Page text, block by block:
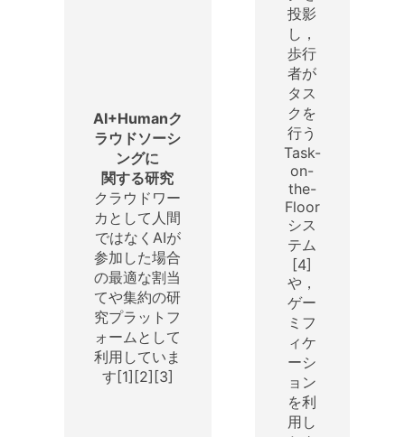
AI+Humanク
ラウドソーシ
ングに
関する研究
クラウドワー
カとして人間
ではなくAIが
参加した場合
の最適な割当
てや集約の研
究プラットフ
ォームとして
利用していま
す[1][2][3]
投影
し，
歩行
者が
タス
クを
行う
Task-
on-
the-
Floor
シス
テム
[4]
や，
ゲー
ミフ
ィケ
ーシ
ョン
を利
用し